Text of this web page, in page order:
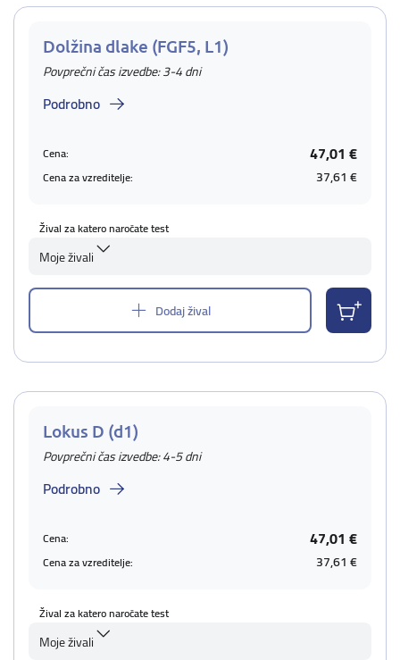
Dolžina dlake (FGF5, L1)
Povprečni čas izvedbe: 3-4 dni
Podrobno
Cena: 47,01 €
Cena za vzreditelje: 37,61 €
Žival za katero naročate test
Moje živali
Dodaj žival
Lokus D (d1)
Povprečni čas izvedbe: 4-5 dni
Podrobno
Cena: 47,01 €
Cena za vzreditelje: 37,61 €
Žival za katero naročate test
Moje živali